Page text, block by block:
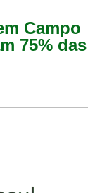
Campo
75% das